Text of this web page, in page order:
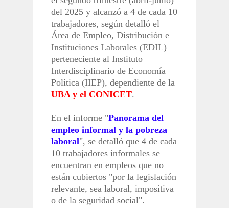
del 2025 y alcanzó a 4 de cada 10
trabajadores, según detalló el
Área de Empleo, Distribución e
Instituciones Laborales (EDIL)
perteneciente al Instituto
Interdisciplinario de Economía
Política (IIEP), dependiente de la
UBA y el CONICET.
En el informe "Panorama del
empleo informal y la pobreza
laboral", se detalló que 4 de cada
10 trabajadores informales se
encuentran en empleos que no
están cubiertos "por la legislación
relevante, sea laboral, impositiva
o de la seguridad social".